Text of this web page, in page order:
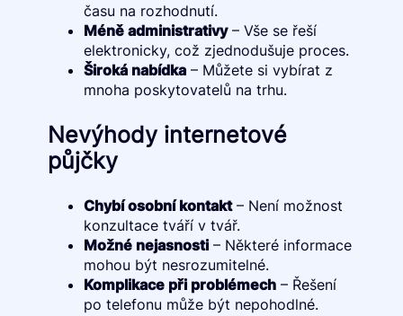
času na rozhodnutí.
Méně administrativy– Vše se řeší
elektronicky, což zjednodušuje proces.
Široká nabídka– Můžete si vybírat z
mnoha poskytovatelů na trhu.
Nevýhody internetové
půjčky
Chybí osobní kontakt– Není možnost
konzultace tváří v tvář.
Možné nejasnosti– Některé informace
mohou být nesrozumitelné.
Komplikace při problémech– Řešení
po telefonu může být nepohodlné.